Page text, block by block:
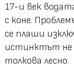
17-и век
с коне.
се плаши
истинктът не
толкова лесно.